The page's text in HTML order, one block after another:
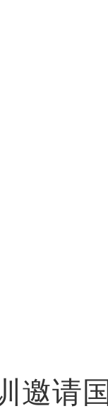
邀请